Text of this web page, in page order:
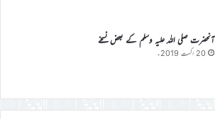
آنحضرت صلی اللہ علیہ وسلم کے بعض نسخے
20 اگست 2019ء